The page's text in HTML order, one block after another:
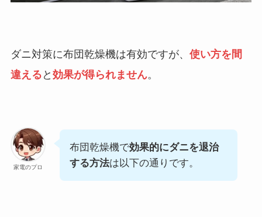
ダニ対策に布団乾燥機は有効ですが、 使い方を間
違える と 効果が得られません。
家電のプロ
布団乾燥機で効果的にダニを退治
する方法は以下の通りです。